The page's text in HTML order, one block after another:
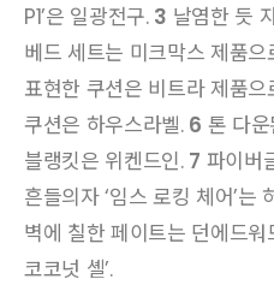
P1’은 일광전구. 3 날염한 듯
베드 세트는 미크막스 제품으
표현한 쿠션은 비트라 제품으
쿠션은 하우스라벨. 6 톤 다
블랭킷은 위켄드인. 7 파이버
흔들의자 ‘임스 로킹 체어’는
벽에 칠한 페이트는 던에드
코코넛 셸’.